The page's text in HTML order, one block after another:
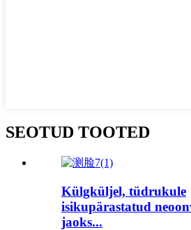
SEOTUD TOOTED
Külgküljel, tüdrukule
isikupärastatud
jaoks...